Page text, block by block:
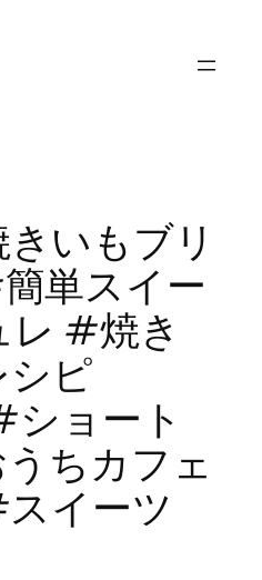
いもブリ
単スイー
#焼き
ピ
ョート
ちカフェ
イーツ